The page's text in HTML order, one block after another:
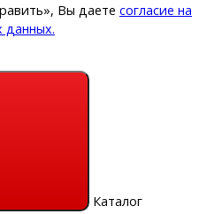
Вы даете согласие на
данных.
Каталог